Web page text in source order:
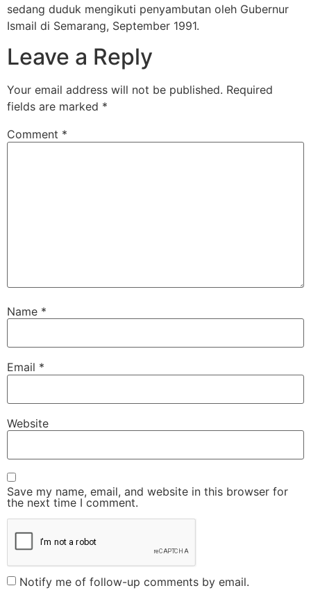
sedang duduk mengikuti penyambutan oleh Gubernur
Ismail di Semarang, September 1991.
Leave a Reply
Your email address will not be published. Required
fields are marked *
Comment *
Name *
Email *
Website
Save my name, email, and website in this browser for
the next time I comment.
Notify me of follow-up comments by email.